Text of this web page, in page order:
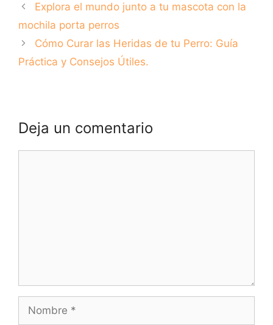
que necesitas
saber
través de
impactantes
Explora el mundo junto a tu mascota con la
mochila porta perros
Cómo Curar las Heridas de tu Perro: Guía
Práctica y Consejos Útiles.
Deja un comentario